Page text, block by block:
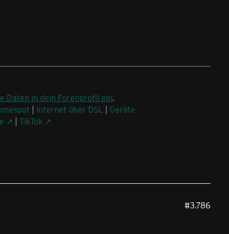
Daten in dein Forenprofil ein.
| Internet über DSL | Geräte
| TikTok
#3.786